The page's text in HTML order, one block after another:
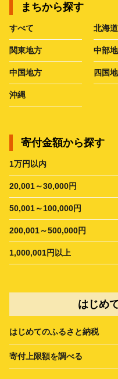
まちから探す
すべて 北海道
関東地方 中部
中国地方 四国
沖縄
寄付金額から探す
1万円以内
20,001～30,000円
50,001～100,000円
200,001～500,000円
1,000,001円以上
はじめ
はじめてのふるさと納税
寄付上限額を調べる